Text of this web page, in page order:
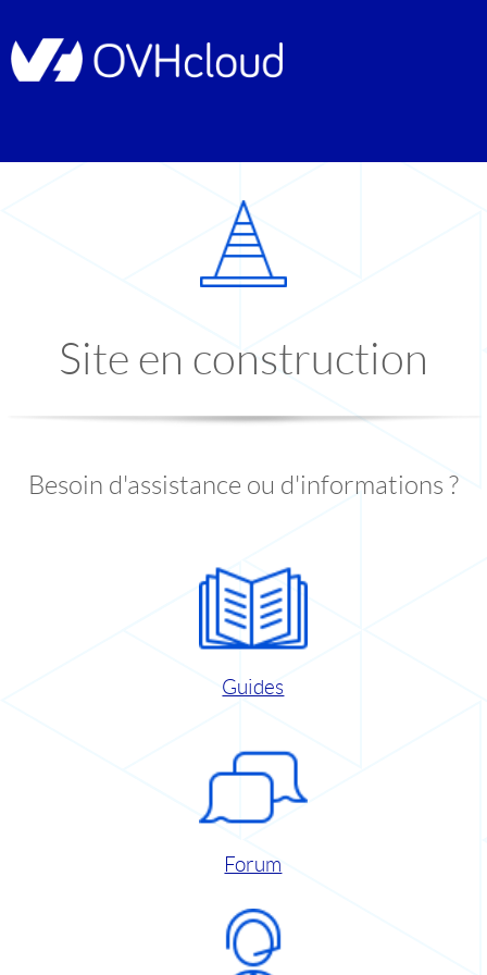
Site en construction
Besoin d'assistance ou d'informations ?
Guides
Forum